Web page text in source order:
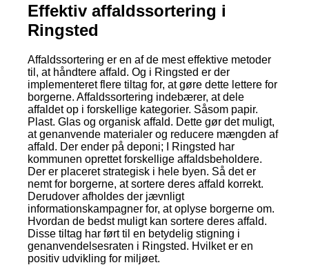
Effektiv affaldssortering i
Ringsted
Affaldssortering er en af de mest effektive metoder
til, at håndtere affald. Og i Ringsted er der
implementeret flere tiltag for, at gøre dette lettere for
borgerne. Affaldssortering indebærer, at dele
affaldet op i forskellige kategorier. Såsom papir.
Plast. Glas og organisk affald. Dette gør det muligt,
at genanvende materialer og reducere mængden af
affald. Der ender på deponi; I Ringsted har
kommunen oprettet forskellige affaldsbeholdere.
Der er placeret strategisk i hele byen. Så det er
nemt for borgerne, at sortere deres affald korrekt.
Derudover afholdes der jævnligt
informationskampagner for, at oplyse borgerne om.
Hvordan de bedst muligt kan sortere deres affald.
Disse tiltag har ført til en betydelig stigning i
genanvendelsesraten i Ringsted. Hvilket er en
positiv udvikling for miljøet.